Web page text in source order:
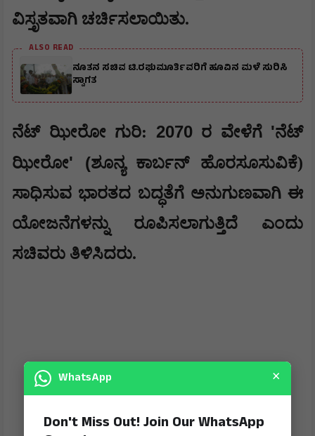
ವಿಸ್ತೃತವಾಗಿ ಚರ್ಚಿಸಲಾಯಿತು.
ALSO READ
ನೂತನ ಸಚಿವ ಟಿ.ರಘುಮೂರ್ತಿವರಿಗೆ ಹೂವಿನ ಮಳೆ ಸುರಿಸಿ
ಸ್ವಾಗತ
​ನೆಟ್ ಝೀರೋ ಗುರಿ: 2070ರ ವೇಳೆಗೆ 'ನೆಟ್
ಝೀರೋ' (ಶೂನ್ಯ ಕಾರ್ಬನ್ ಹೊರಸೂಸುವಿಕೆ)
ಸಾಧಿಸುವ ಭಾರತದ ಬದ್ಧತೆಗೆ ಅನುಗುಣವಾಗಿ ಈ
ಯೋಜನೆಗಳನ್ನು ರೂಪಿಸಲಾಗುತ್ತಿದೆ ಎಂದು
ಸಚಿವರು ತಿಳಿಸಿದರು.
WhatsApp ×
Don't Miss Out! Join Our WhatsApp